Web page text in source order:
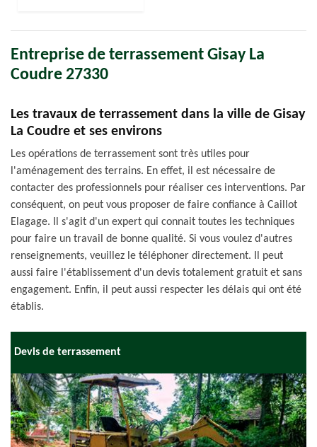
Entreprise de terrassement Gisay La
Coudre 27330
Les travaux de terrassement dans la ville de Gisay
La Coudre et ses environs
Les opérations de terrassement sont très utiles pour
l'aménagement des terrains. En effet, il est nécessaire de
contacter des professionnels pour réaliser ces interventions. Par
conséquent, on peut vous proposer de faire confiance à Caillot
Elagage. Il s'agit d'un expert qui connait toutes les techniques
pour faire un travail de bonne qualité. Si vous voulez d'autres
renseignements, veuillez le téléphoner directement. Il peut
aussi faire l'établissement d'un devis totalement gratuit et sans
engagement. Enfin, il peut aussi respecter les délais qui ont été
établis.
Devis de terrassement